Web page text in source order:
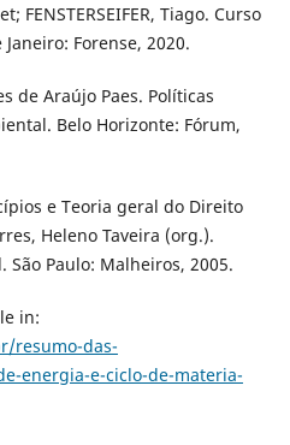
FENSTERSEIFER, Tiago. Curso
Forense, 2020.
de Araújo Paes. Políticas
Belo Horizonte: Fórum,
e Teoria geral do Direito
Heleno Taveira (org.).
Paulo: Malheiros, 2005.
in:
resumo-das-
energia-e-ciclo-de-materia-